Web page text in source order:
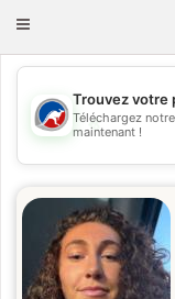
Toggle
💖
Trouvez votre
Téléchargez
maintenant !